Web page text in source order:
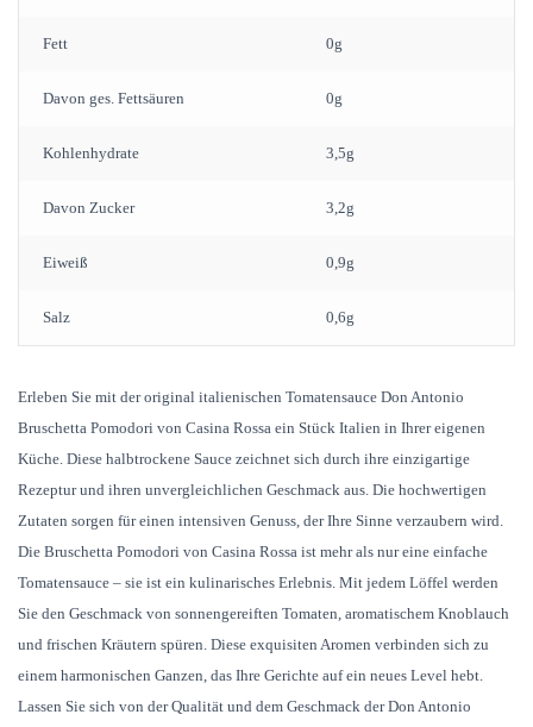
Fett 0g
Davon ges. Fettsäuren 0g
Kohlenhydrate 3,5g
Davon Zucker 3,2g
Eiweiß 0,9g
Salz 0,6g
Erleben Sie mit der original italienischen Tomatensauce Don Antonio
Bruschetta Pomodori von Casina Rossa ein Stück Italien in Ihrer eigenen
Küche. Diese halbtrockene Sauce zeichnet sich durch ihre einzigartige
Rezeptur und ihren unvergleichlichen Geschmack aus. Die hochwertigen
Zutaten sorgen für einen intensiven Genuss, der Ihre Sinne verzaubern wird.
Die Bruschetta Pomodori von Casina Rossa ist mehr als nur eine einfache
Tomatensauce – sie ist ein kulinarisches Erlebnis. Mit jedem Löffel werden
Sie den Geschmack von sonnengereiften Tomaten, aromatischem Knoblauch
und frischen Kräutern spüren. Diese exquisiten Aromen verbinden sich zu
einem harmonischen Ganzen, das Ihre Gerichte auf ein neues Level hebt.
Lassen Sie sich von der Qualität und dem Geschmack der Don Antonio